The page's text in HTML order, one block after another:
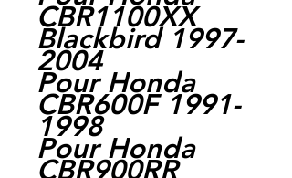
CBR1100XX
Blackbird 1997-
2004
Pour Honda
CBR600F 1991-
1998
Pour Honda
CBR900RR